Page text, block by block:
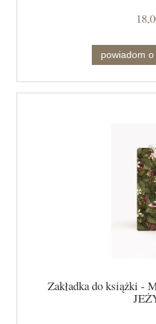
powiadom
Zakładka do książki